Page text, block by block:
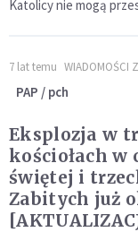
Katolicy nie mogą
7 lat temu WIADOMOŚCI
PAP / pch
Eksplozja w
kościołach w
świętej i
Zabitych już